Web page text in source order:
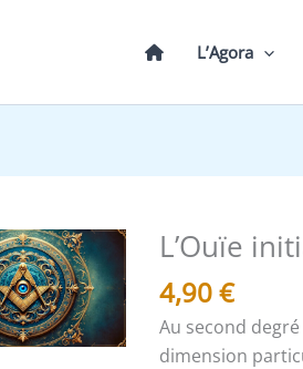
L’Agora
L’Ouïe
4,90€
Au second
dimension
quantité
L’Ouïe
initiatique